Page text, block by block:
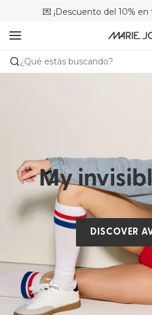
💌 ¡Descuento del 10%
🚚 Envío gratuito a
📦 Devoluciones
¿Qué estás buscando?
My
DISCOVER